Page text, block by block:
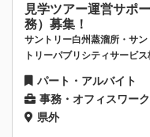
見学ツアー運営サポ
務）募集！
サントリー白州蒸溜所・サ
トリーパブリシティサービス
パート・アルバイト
事務・オフィスワーク
県外